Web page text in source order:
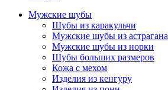
Мужские шубы
Шубы из каракульчи
Мужские шубы из астрагана
Мужские шубы из норки
Шубы больших размеров
Кожа с мехом
Изделия из кенгуру